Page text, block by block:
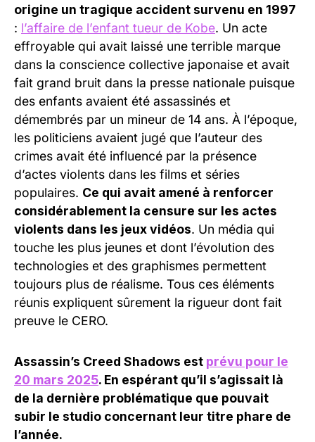
origine un tragique accident survenu en 1997
: l’affaire de l’enfant tueur de Kobe. Un acte
effroyable qui avait laissé une terrible marque
dans la conscience collective japonaise et avait
fait grand bruit dans la presse nationale puisque
des enfants avaient été assassinés et
démembrés par un mineur de 14 ans. À l’époque,
les politiciens avaient jugé que l’auteur des
crimes avait été influencé par la présence
d’actes violents dans les films et séries
populaires. Ce qui avait amené à renforcer
considérablement la censure sur les actes
violents dans les jeux vidéos. Un média qui
touche les plus jeunes et dont l’évolution des
technologies et des graphismes permettent
toujours plus de réalisme. Tous ces éléments
réunis expliquent sûrement la rigueur dont fait
preuve le CERO.
Assassin’s Creed Shadows est prévu pour le
20 mars 2025. En espérant qu’il s’agissait là
de la dernière problématique que pouvait
subir le studio concernant leur titre phare de
l’année.